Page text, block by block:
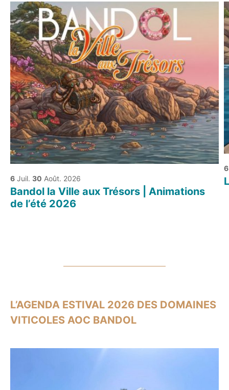
6 Juil. 30 Août. 2026
Bandol la Ville aux Trésors | Animations
de l’été 2026
6
L’AGENDA ESTIVAL 2026 DES DOMAINES
VITICOLES AOC BANDOL